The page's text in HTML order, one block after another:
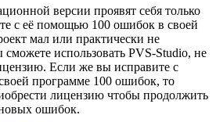
версии проявят себя только
с её помощью 100 ошибок в своей
мал или практически не
использовать PVS-Studio, не
Если же вы исправите с
программе 100 ошибок, то
лицензию чтобы продолжить
ошибок.